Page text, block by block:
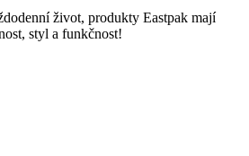
život, produkty Eastpak mají
styl a funkčnost!